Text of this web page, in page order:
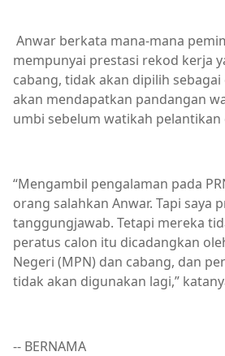
Anwar berkata mana-mana
mempunyai prestasi rekod kerja
cabang, tidak akan dipilih
akan mendapatkan pandangan
umbi sebelum watikah
“Mengambil pengalaman pada
orang salahkan Anwar. Tapi saya
tanggungjawab. Tetapi mereka
peratus calon itu dicadangkan
Negeri (MPN) dan cabang, dan
tidak akan digunakan lagi,”
-- BERNAMA